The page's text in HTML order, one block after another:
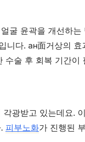
굴 윤곽을 개선하
니다. ан面거상의
수술 후 회복 기간
광받고 있는데요.
피부노화가 진행된